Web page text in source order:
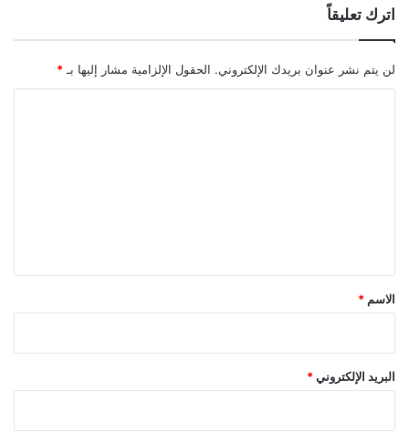
اترك تعليقاً
لن يتم نشر عنوان بريدك الإلكتروني. الحقول الإلزامية مشار إليها بـ *
*
الاسم *
البريد الإلكتروني *